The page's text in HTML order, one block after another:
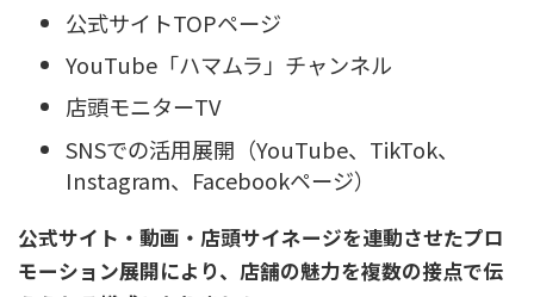
公式サイトTOPページ
YouTube「ハマムラ」チャンネル
店頭モニターTV
SNSでの活用展開（YouTube、TikTok、
Instagram、Facebookページ）
公式サイト・動画・店頭サイネージを連動させたプロ
モーション展開により、 店舗の魅力を複数の接点で伝